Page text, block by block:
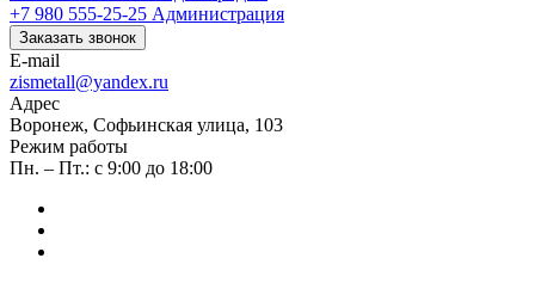
+7 980 555-25-25 Администрация
Заказать звонок
E-mail
zismetall@yandex.ru
Адрес
Воронеж, Софьинская улица, 103
Режим работы
Пн. – Пт.: с 9:00 до 18:00